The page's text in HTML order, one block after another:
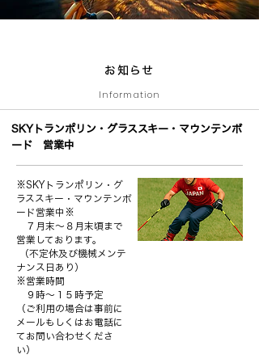
​お知らせ
Information
SKYトランポリン・グラススキー・マウンテンボ
ード 営業中
※SKYトランポリン・グ
ラススキー・マウンテンボ
ード営業中※
７月末～８月末頃まで
営業しております。
（不定休及び機械メンテ
ナンス日あり）
※営業時間
９時～１５時予定
（ご利用の場合は事前に
メールもしくはお電話に
てお問い合わせくださ
い）